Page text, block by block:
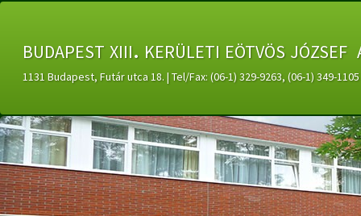
budapest xiii. kerületi eötvös
1131 Budapest, Futár utca 18. | Tel/Fax: (06-1) 329-9263, (06-1) 349-